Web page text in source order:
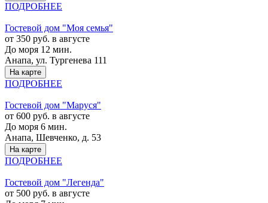
ПОДРОБНЕЕ
Гостевой дом "Моя семья"
от 350 руб. в августе
До моря 12 мин.
Анапа, ул. Тургенева 111
На карте
ПОДРОБНЕЕ
Гостевой дом "Маруся"
от 600 руб. в августе
До моря 6 мин.
Анапа, Шевченко, д. 53
На карте
ПОДРОБНЕЕ
Гостевой дом "Легенда"
от 500 руб. в августе